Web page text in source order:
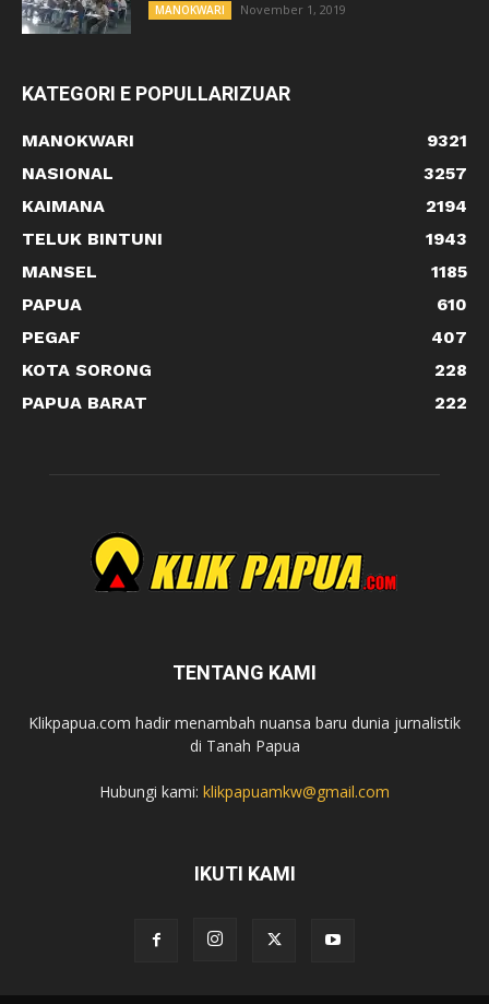
MANOKWARI November 1, 2019
KATEGORI E POPULLARIZUAR
MANOKWARI
9321
NASIONAL
3257
KAIMANA
2194
TELUK BINTUNI
1943
MANSEL
1185
PAPUA
610
PEGAF
407
KOTA SORONG
228
PAPUA BARAT
222
TENTANG KAMI
Klikpapua.com hadir menambah nuansa baru dunia jurnalistik
di Tanah Papua
Hubungi kami: klikpapuamkw@gmail.com
IKUTI KAMI